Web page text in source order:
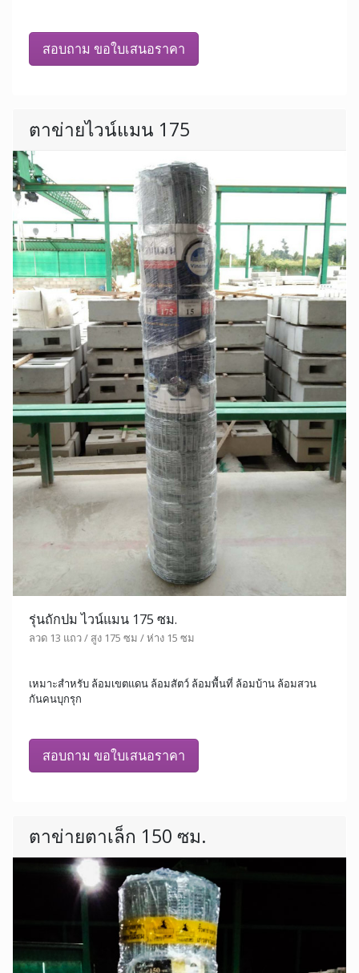
สอบถาม ขอใบเสนอราคา
ตาข่ายไวน์แมน 175
รุ่นถักปม ไวน์แมน 175 ซม.
ลวด 13 แถว / สูง 175 ซม / ห่าง 15 ซม
เหมาะสำหรับ ล้อมเขตแดน ล้อมสัตว์ ล้อมพื้นที่ ล้อมบ้าน ล้อมสวน
กันคนบุกรุก
สอบถาม ขอใบเสนอราคา
ตาข่ายตาเล็ก 150 ซม.